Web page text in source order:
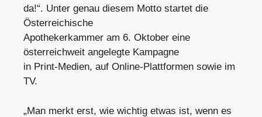
da!“. Unter genau diesem Motto startet die
Österreichische
Apothekerkammer am 6. Oktober eine
österreichweit angelegte Kampagne
in Print-Medien, auf Online-Plattformen sowie im
TV.
„Man merkt erst, wie wichtig etwas ist, wenn es